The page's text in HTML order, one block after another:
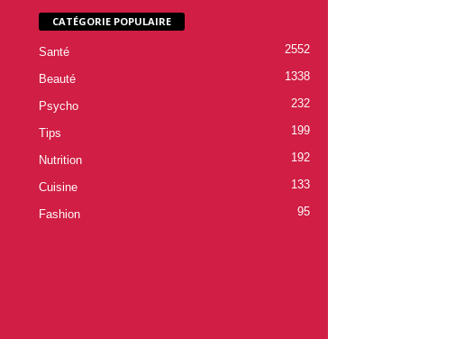
CATÉGORIE POPULAIRE
Santé 2552
Beauté 1338
Psycho 232
Tips 199
Nutrition 192
Cuisine 133
Fashion 95